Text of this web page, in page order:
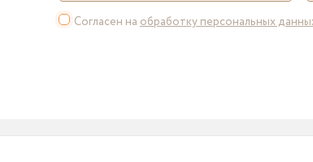
Согласен на обработку персональных